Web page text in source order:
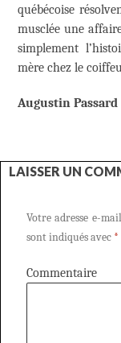
québécoise
musclée une
simplement
mère chez le
Augustin Passard
LAISSER UN
Votre adresse e-
sont indiqués avec *
Commentaire